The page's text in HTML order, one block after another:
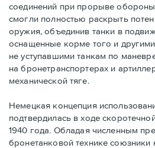
соединений при прорыве
смогли полностью раскрыть
оружия, объединив танки в
оснащенные корме того и
не уступавшими танкам по
на бронетранспортерах и
механической тяге.
Немецкая концепция
подтвердилась в ходе
1940 года. Обладая численным
бронетанковой технике союзники